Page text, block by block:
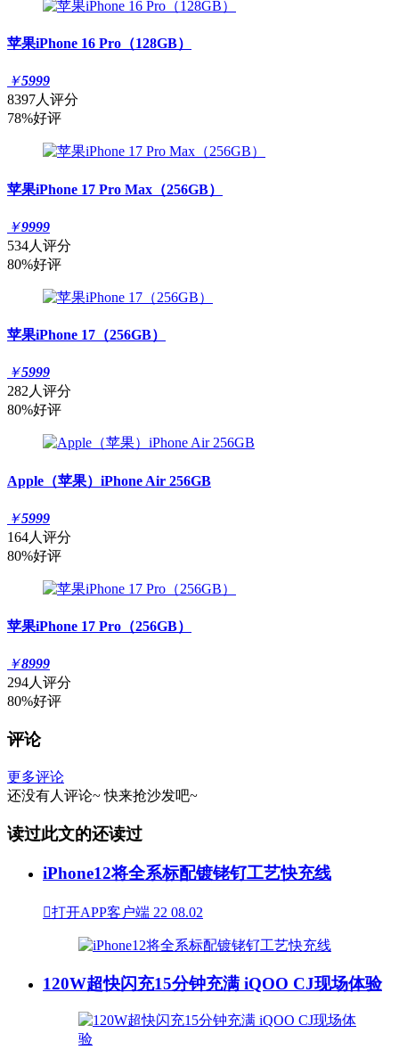
苹果iPhone 16 Pro（128GB）
￥5999
8397人评分
78%好评
苹果iPhone 17 Pro Max（256GB）
￥9999
534人评分
80%好评
苹果iPhone 17（256GB）
￥5999
282人评分
80%好评
Apple（苹果）iPhone Air 256GB
￥5999
164人评分
80%好评
苹果iPhone 17 Pro（256GB）
￥8999
294人评分
80%好评
评论
更多评论
还没有人评论~ 快来抢沙发吧~
读过此文的还读过
iPhone12将全系标配镀铑钌工艺快充线
打开APP客户端 22 08.02
120W超快闪充15分钟充满 iQOO CJ现场体验